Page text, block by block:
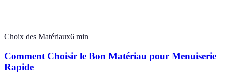
Choix des Matériaux6 min
Comment Choisir le Bon Matériau pour Menuiserie
Rapide